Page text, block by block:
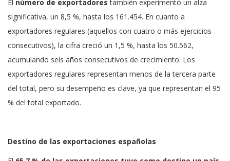
El número de exportadores también experimentó un alza
significativa, un 8,5 %, hasta los 161.454. En cuanto a
exportadores regulares (aquellos con cuatro o más ejercicios
consecutivos), la cifra creció un 1,5 %, hasta los 50.562,
acumulando seis años consecutivos de crecimiento. Los
exportadores regulares representan menos de la tercera parte
del total, pero su desempeño es clave, ya que representan el 95
% del total exportado.
Destino de las exportaciones españolas